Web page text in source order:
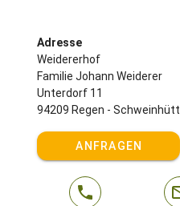
Adresse
Weidererhof
Familie Johann Weiderer
Unterdorf 11
94209 Regen - Schweinhütt
ANFRAGEN